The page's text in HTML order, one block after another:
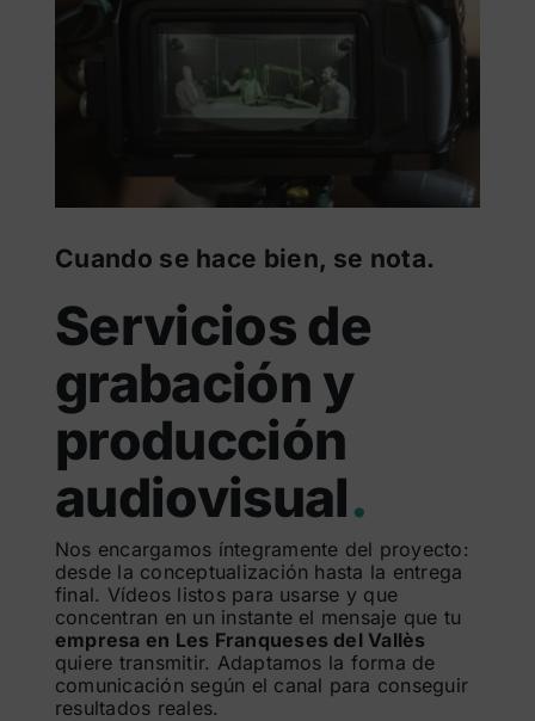
Cuando se hace bien, se nota.
Servicios de
grabación y
producción
audiovisual.
Nos encargamos íntegramente del proyecto:
desde la conceptualización hasta la entrega
final. Vídeos listos para usarse y que
concentran en un instante el mensaje que tu
empresa en Les Franqueses del Vallès
quiere transmitir. Adaptamos la forma de
comunicación según el canal para conseguir
resultados reales.